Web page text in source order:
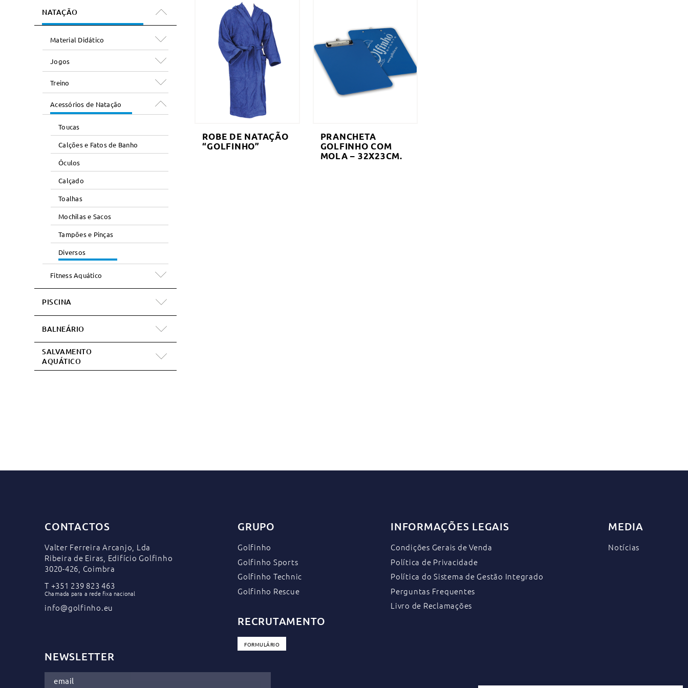
NATAÇÃO
Material Didático
Jogos
Treino
Acessórios de Natação
Toucas
Calções e Fatos de Banho
Óculos
Calçado
Toalhas
Mochilas e Sacos
Tampões e Pinças
Diversos
Fitness Aquático
PISCINA
BALNEÁRIO
SALVAMENTO
AQUÁTICO
ROBE DE NATAÇÃO
“GOLFINHO”
PRANCHETA
GOLFINHO COM
MOLA – 32X23CM.
CONTACTOS
Valter Ferreira Arcanjo, Lda
Ribeira de Eiras, Edifício Golfinho
3020-426, Coimbra
T +351 239 823 463
Chamada para a rede fixa nacional
info@golfinho.eu
GRUPO
Golfinho
Golfinho Sports
Golfinho Technic
Golfinho Rescue
RECRUTAMENTO
FORMULÁRIO
INFORMAÇÕES LEGAIS
Condições Gerais de Venda
Política de Privacidade
Política do Sistema de Gestão Integrado
Perguntas Frequentes
Livro de Reclamações
MEDIA
Notícias
NEWSLETTER